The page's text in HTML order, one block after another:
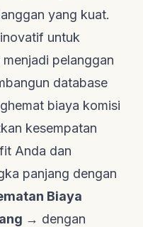
yang kuat.
untuk
pelanggan
database
biaya komisi
kesempatan
Anda dan
panjang dengan
Biaya
→ dengan